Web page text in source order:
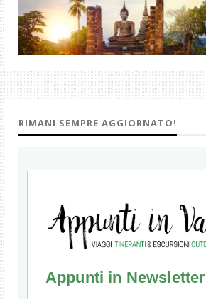
RIMANI SEMPRE AGGIORNATO!
Appunti in Newsletter